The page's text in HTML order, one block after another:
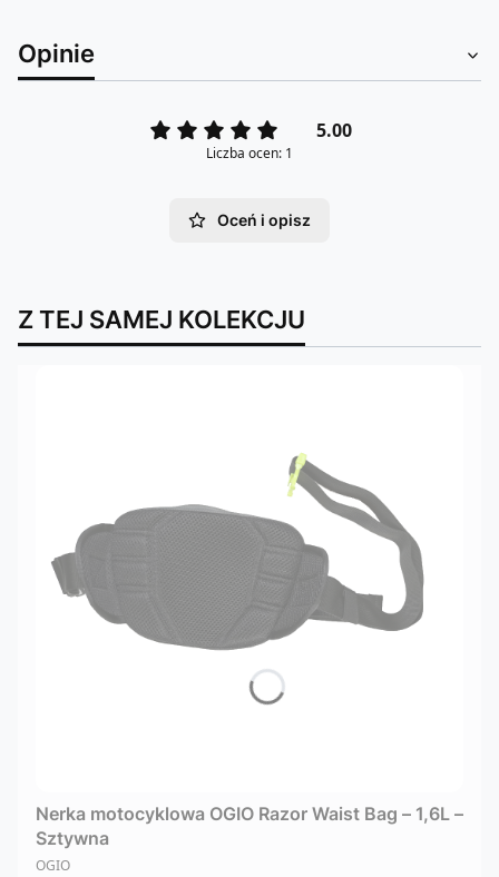
Opinie
5.00
Liczba ocen: 1
Oceń i opisz
Z TEJ SAMEJ KOLEKCJU
Nerka motocyklowa OGIO Razor Waist Bag – 1,6L –
Sztywna
PRODUCENT
OGIO